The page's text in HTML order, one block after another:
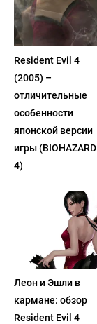
Resident Evil 4
(2005) –
отличительные
особенности
японской версии
игры (BIOHAZARD
4)
Леон и Эшли в
кармане: обзор
Resident Evil 4